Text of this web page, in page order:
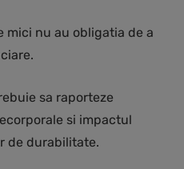
nu au obligatia de a
sa raporteze
si impactul
de durabilitate.